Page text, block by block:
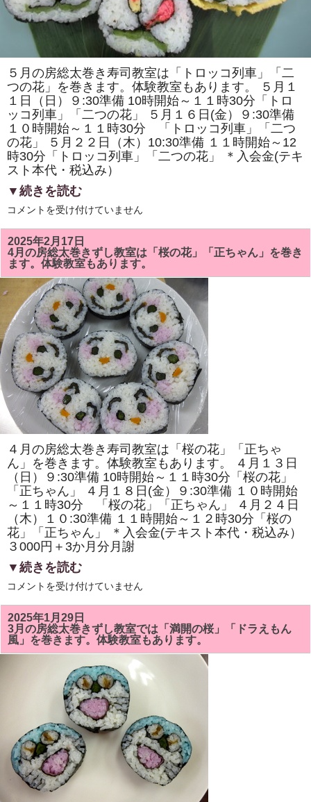
巻
き
験
教
室
も
あ
り
ま
す。
は
５月の房総太巻き寿司教室は「トロッコ列車」「二
つの花」を巻きます。体験教室もあります。 ５月１
１日（日）９:30準備 10時開始～１１時30分「トロ
ッコ列車」「二つの花」 ５月１６日(金）９:30準備
１０時開始～１１時30分 「トロッコ列車」「二つ
の花」 ５月２２日（木）10:30準備 １１時開始～12
時30分「トロッコ列車」「二つの花」 ＊入会金(テキ
スト本代・税込み）
▼続きを読む
5
の
房
総
太
巻
き
し
室
で
は
「ト
ロ
ッ
コ
列
車」
「二
つ
の
花」
を
巻
き
ま
す。
体
教
室
も
あ
り
す。
コメントを受け付けていません
2025年2月17日
4月の房総太巻きずし教室は「桜の花」「正ちゃん」を巻き
ます。体験教室もあります。
４月の房総太巻き寿司教室は「桜の花」「正ちゃ
ん」を巻きます。体験教室もあります。 ４月１３日
（日）９:30準備 10時開始～１１時30分「桜の花」
「正ちゃん」 ４月１８日(金）９:30準備 １０時開始
～１１時30分 「桜の花」「正ちゃん」 ４月２４日
（木）１０:30準備 １１時開始～１２時30分「桜の
花」「正ちゃん」 ＊入会金(テキスト本代・税込み）
３000円＋3か月分月謝
▼続きを読む
4
の
房
総
太
巻
き
「正
ち
ゃ
ん」
コメントを受け付けていません
2025年1月29日
3月の房総太巻きずし教室では「満開の桜」「ドラえもん
風」を巻きます。体験教室もあります。